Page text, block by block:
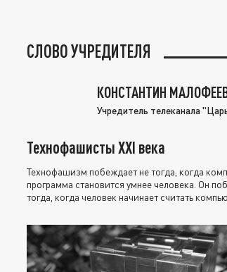
СЛОВО УЧРЕДИТЕЛЯ
КОНСТАНТИН
Учредитель телеканала
Технофашисты XXI века
Технофашизм побеждает не тогда, когда
программа становится умнее человека. Он
тогда, когда человек начинает считать